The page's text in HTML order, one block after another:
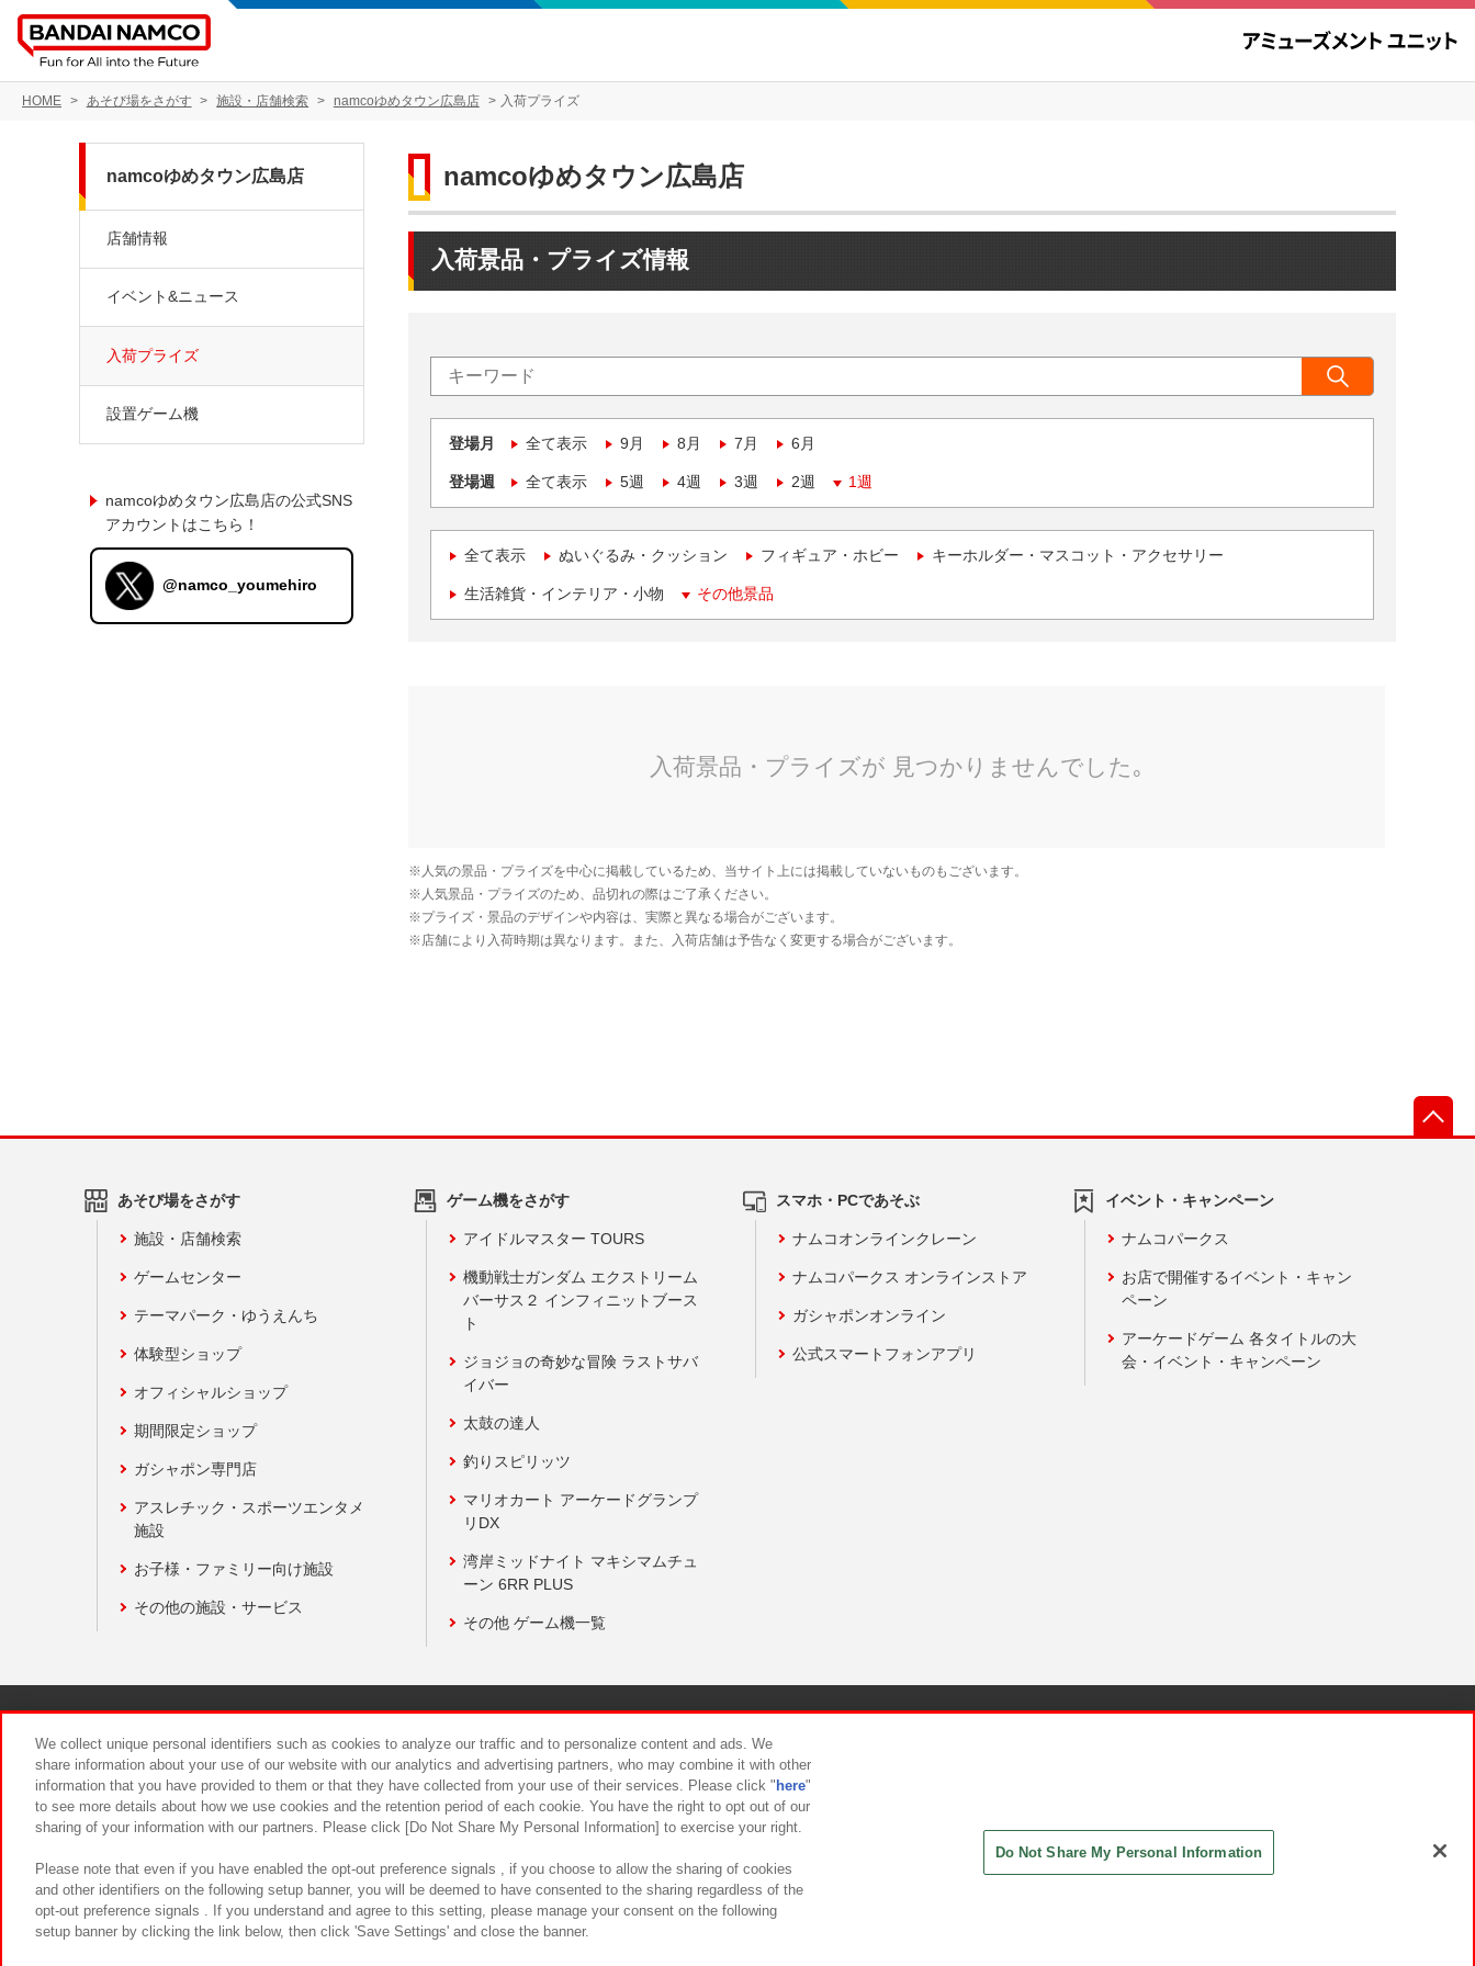
HOME あそび場をさがす 施設・店舗検索 namcoゆめタウン広島店 入荷プライズ
namcoゆめタウン広島店
入荷景品・プライズ情報
登場月 全て表示 9月 8月 7月 6月
登場週 全て表示 5週 4週 3週 2週 1週
全て表示 ぬいぐるみ・クッション フィギュア・ホビー キーホルダー・マスコット・アクセサリー
生活雑貨・インテリア・小物 その他景品
namcoゆめタウン広島店
店舗情報
イベント&ニュース
入荷プライズ
設置ゲーム機
namcoゆめタウン広島店の公式SNS
アカウントはこちら！
@namco_youmehiro
あそび場をさがす
施設・店舗検索
ゲームセンター
テーマパーク・ゆうえんち
体験型ショップ
オフィシャルショップ
期間限定ショップ
ガシャポン専門店
アスレチック・スポーツエンタメ
施設
お子様・ファミリー向け施設
その他の施設・サービス
ゲーム機をさがす
アイドルマスター TOURS
機動戦士ガンダム エクストリーム
バーサス２ インフィニットブース
ト
ジョジョの奇妙な冒険 ラストサバ
イバー
太鼓の達人
釣りスピリッツ
マリオカート アーケードグランプ
リDX
湾岸ミッドナイト マキシマムチュ
ーン 6RR PLUS
その他 ゲーム機一覧
スマホ・PCであそぶ
ナムコオンラインクレーン
ナムコパークス オンラインストア
ガシャポンオンライン
公式スマートフォンアプリ
イベント・キャンペーン
ナムコパークス
お店で開催するイベント・キャン
ペーン
アーケードゲーム 各タイトルの大
会・イベント・キャンペーン
食品のご提供について カスタマーハラスメント対応方針
We collect unique personal identifiers such as cookies to analyze our traffic and to personalize content and ads. We
share information about your use of our website with our analytics and advertising partners, who may combine it with other
information that you have provided to them or that they have collected from your use of their services. Please click " here"
to see more details about how we use cookies and the retention period of each cookie. You have the right to opt out of our
sharing of your information with our partners. Please click [Do Not Share My Personal Information] to exercise your right.
Please note that even if you have enabled the opt-out preference signals , if you choose to allow the sharing of cookies
and other identifiers on the following setup banner, you will be deemed to have consented to the sharing regardless of the
opt-out preference signals . If you understand and agree to this setting, please manage your consent on the following
setup banner by clicking the link below, then click 'Save Settings' and close the banner.
Do Not Share My Personal Information